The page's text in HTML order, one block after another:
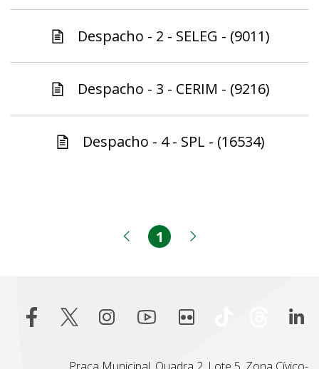
Despacho - 2 - SELEG - (9011)
Despacho - 3 - CERIM - (9216)
Despacho - 4 - SPL - (16534)
Página anterior
Página
1